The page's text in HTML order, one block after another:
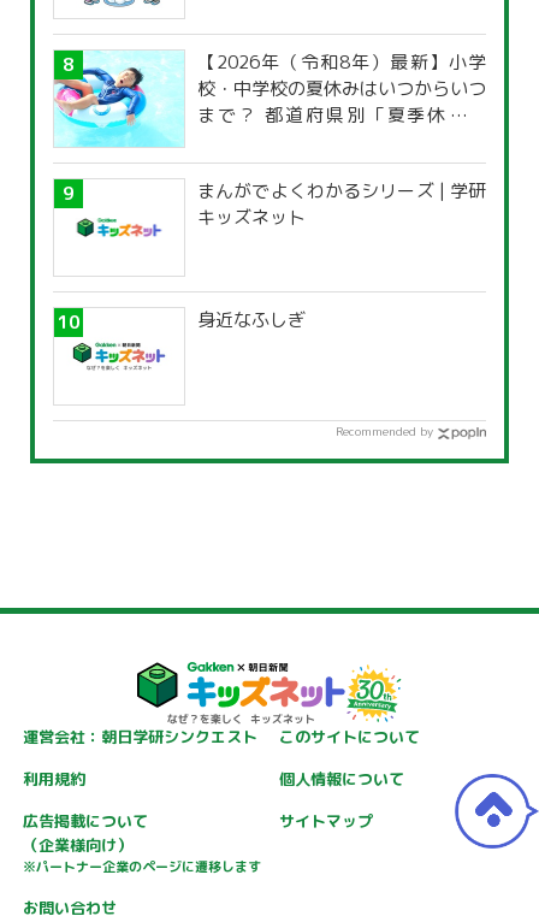
【2026年（令和8年）最新】小学
校・中学校の夏休みはいつからいつ
まで？ 都道府県別「夏季休暇一
まんがでよくわかるシリーズ | 学研
キッズネット
身近なふしぎ
Recommended by
運営会社：朝日学研シンクエスト
このサイトについて
利用規約
個人情報について
広告掲載について
（企業様向け）
※パートナー企業のページに遷移します
サイトマップ
お問い合わせ